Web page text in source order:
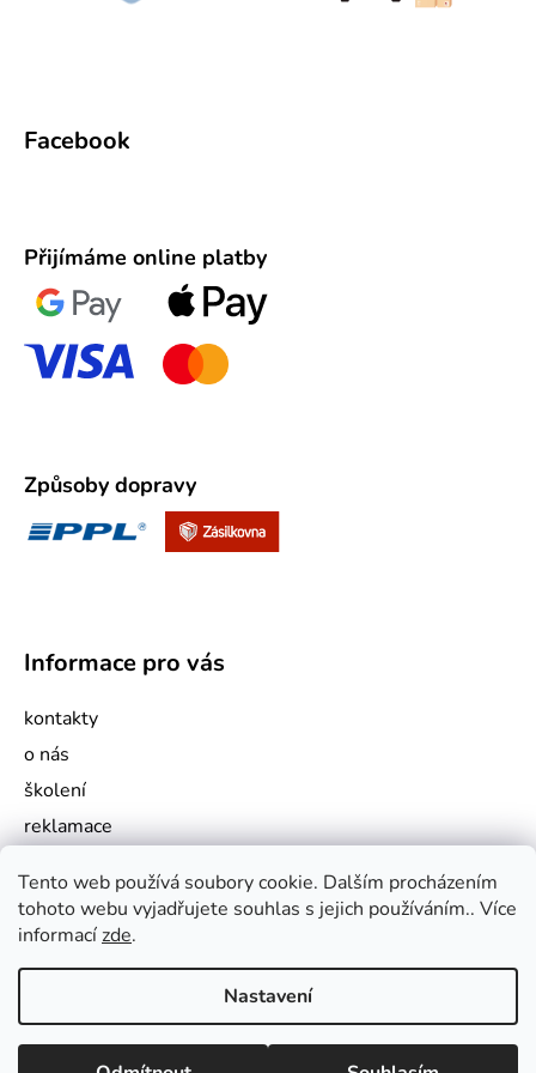
Tento web používá soubory cookie. Dalším procházením
tohoto webu vyjadřujete souhlas s jejich používáním.. Více
informacízde.
Nastavení
Facebook
Přijímáme online platby
Způsoby dopravy
Informace pro vás
kontakty
o nás
školení
reklamace
obchodní podmínky
podmínky ochrany osobních údajů
Vytvořil Shoptet